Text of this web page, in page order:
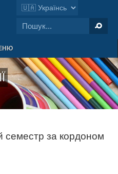
семестр за кордоном